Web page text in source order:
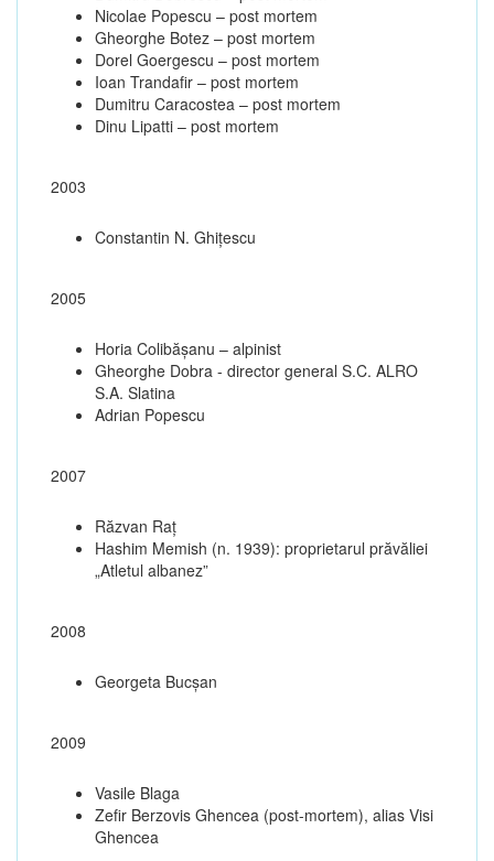
Nicolae Popescu – post mortem
Gheorghe Botez – post mortem
Dorel Goergescu – post mortem
Ioan Trandafir – post mortem
Dumitru Caracostea – post mortem
Dinu Lipatti – post mortem
2003
Constantin N. Ghiţescu
2005
Horia Colibășanu – alpinist
Gheorghe Dobra - director general S.C. ALRO
S.A. Slatina
Adrian Popescu
2007
Răzvan Raț
Hashim Memish (n. 1939): proprietarul prăvăliei
„Atletul albanez”
2008
Georgeta Bucșan
2009
Vasile Blaga
Zefir Berzovis Ghencea (post-mortem), alias Visi
Ghencea